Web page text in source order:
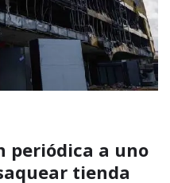
periódica a uno
tienda